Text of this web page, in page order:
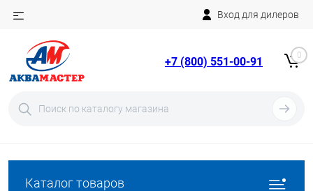
Вход для дилеров
+7 (800) 551-00-91 0
Каталог товаров